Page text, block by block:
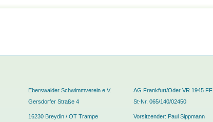
Eberswalder Schwimmverein e.V. AG Frankfurt/Oder VR 1945 FF
Gersdorfer Straße 4
St-Nr. 065/140/02450
16230 Breydin / OT Trampe Vorsitzender: Paul Sippmann